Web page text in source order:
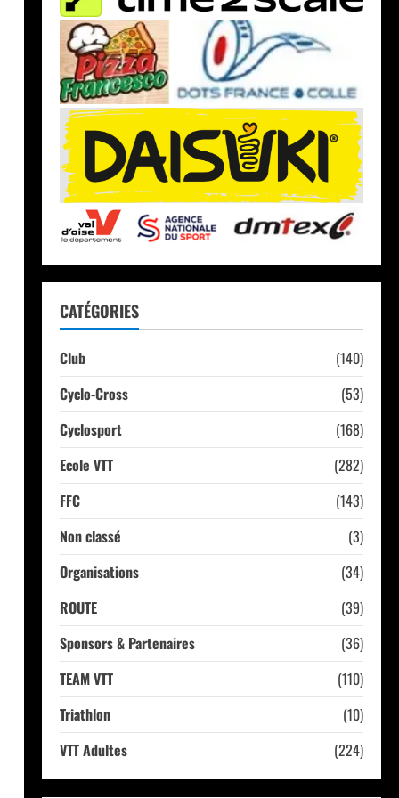
CATÉGORIES
Club
(140)
Cyclo-Cross
(53)
Cyclosport
(168)
Ecole VTT
(282)
FFC
(143)
Non classé
(3)
Organisations
(34)
ROUTE
(39)
Sponsors & Partenaires
(36)
TEAM VTT
(110)
Triathlon
(10)
VTT Adultes
(224)